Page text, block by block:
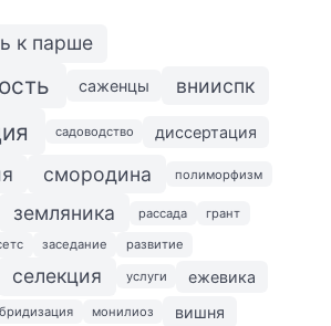
к парше
саженцы внииспк
садоводство диссертация
смородина полиморфизм
земляника рассада грант
заседание развитие
селекция услуги ежевика
монилиоз вишня